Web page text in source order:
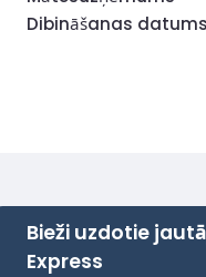
Dibināšanas datums
Bieži uzdotie
Express